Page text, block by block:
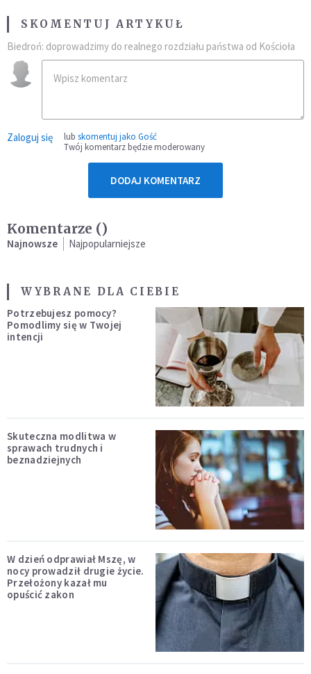
SKOMENTUJ ARTYKUŁ
Biedroń: doprowadzimy do realnego rozdziału państwa od Kościoła
Zaloguj się lub skomentuj jako Gość
Twój komentarz będzie moderowany
DODAJ KOMENTARZ
Komentarze ()
Najnowsze Najpopularniejsze
WYBRANE DLA CIEBIE
Potrzebujesz pomocy?
Pomodlimy się w Twojej
intencji
Skuteczna modlitwa w
sprawach trudnych i
beznadziejnych
W dzień odprawiał Mszę, w
nocy prowadził drugie życie.
Przełożony kazał mu
opuścić zakon